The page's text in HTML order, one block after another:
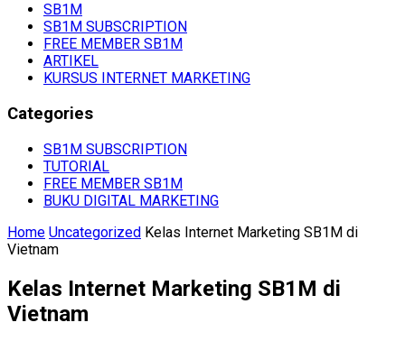
SB1M
SB1M SUBSCRIPTION
FREE MEMBER SB1M
ARTIKEL
KURSUS INTERNET MARKETING
Categories
SB1M SUBSCRIPTION
TUTORIAL
FREE MEMBER SB1M
BUKU DIGITAL MARKETING
Home Uncategorized Kelas Internet Marketing SB1M di
Vietnam
Kelas Internet Marketing SB1M di
Vietnam